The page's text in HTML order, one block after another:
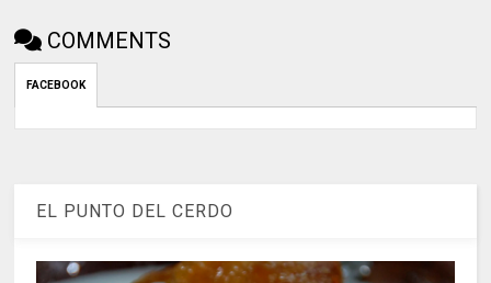
COMMENTS
FACEBOOK
EL PUNTO DEL CERDO